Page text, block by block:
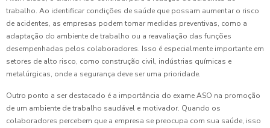
trabalho. Ao identificar condições de saúde que possam aumentar o risco
de acidentes, as empresas podem tomar medidas preventivas, como a
adaptação do ambiente de trabalho ou a reavaliação das funções
desempenhadas pelos colaboradores. Isso é especialmente importante em
setores de alto risco, como construção civil, indústrias químicas e
metalúrgicas, onde a segurança deve ser uma prioridade.
Outro ponto a ser destacado é a importância do exame ASO na promoção
de um ambiente de trabalho saudável e motivador. Quando os
colaboradores percebem que a empresa se preocupa com sua saúde, isso